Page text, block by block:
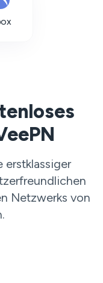
erstklassiger
Netzwerks von
.